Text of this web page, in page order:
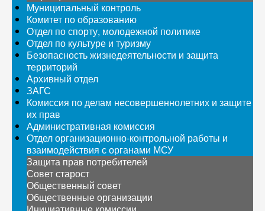
Муниципальный контроль
Комитет по образованию
Отдел по спорту, молодежной политике
Отдел по культуре и туризму
Безопасность жизнедеятельности и защита
территорий
Архивный отдел
ЗАГС
Комиссия по делам несовершеннолетних и защите
их прав
Административная комиссия
Отдел организационно-контрольной работы и
взаимодействия с органами МСУ
Защита прав потребителей
Совет старост
Общественный совет
Общественные организации